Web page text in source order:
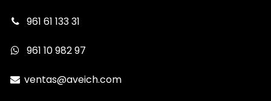
961 61 133 31
961 10 982 97
ventas@aveich.com